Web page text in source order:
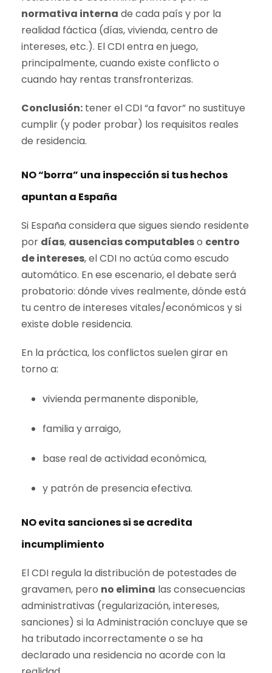
normativa interna de cada país y por la
realidad fáctica (días, vivienda, centro de
intereses, etc.). El CDI entra en juego,
principalmente, cuando existe conflicto o
cuando hay rentas transfronterizas.
Conclusión: tener el CDI “a favor” no sustituye
cumplir (y poder probar) los requisitos reales
de residencia.
NO “borra” una inspección si tus hechos
apuntan a España
Si España considera que sigues siendo residente
por días, ausencias computableso centro
de intereses, el CDI no actúa como escudo
automático. En ese escenario, el debate será
probatorio: dónde vives realmente, dónde está
tu centro de intereses vitales/económicos y si
existe doble residencia.
En la práctica, los conflictos suelen girar en
torno a:
vivienda permanente disponible,
familia y arraigo,
base real de actividad económica,
y patrón de presencia efectiva.
NO evita sanciones si se acredita
incumplimiento
El CDI regula la distribución de potestades de
gravamen, pero no elimina las consecuencias
administrativas (regularización, intereses,
sanciones) si la Administración concluye que se
ha tributado incorrectamente o se ha
declarado una residencia no acorde con la